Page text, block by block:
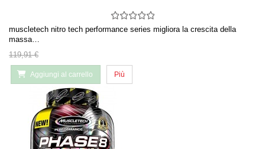
muscletech nitro tech performance series migliora la crescita della
massa…
119,91 €
Aggiungi al carrello Più